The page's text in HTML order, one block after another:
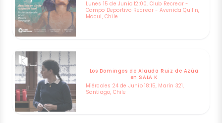
Lunes 15 de Junio 12:00, Club Recrear -
Campo Deportivo Recrear - Avenida Quilin,
Macul, Chile
Los Domingos de Alauda Ruiz de Azúa
en SALA K
Miércoles 24 de Junio 18:15, Marín 321,
Santiago, Chile